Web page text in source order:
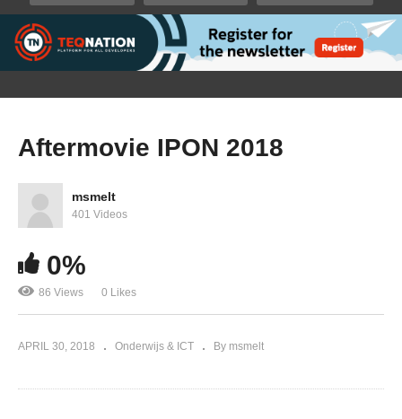
Aftermovie IPON 2018
msmelt
401 Videos
0%
86 Views 0 Likes
APRIL 30, 2018 Onderwijs & ICT By msmelt